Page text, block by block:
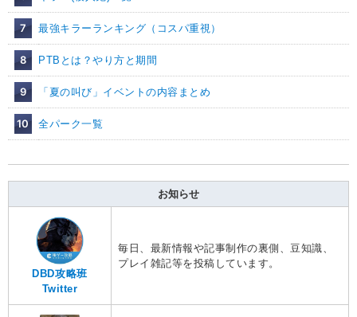
7 最強キラーランキング（コスパ重視）
8 PTBとは？やり方と期間
9 「夏の叫び」イベントの内容まとめ
10 全パーク一覧
お知らせ
DBD攻略班
Twitter
毎日、最新情報や記事制作の裏側、豆知識、
プレイ雑記等を投稿しています。